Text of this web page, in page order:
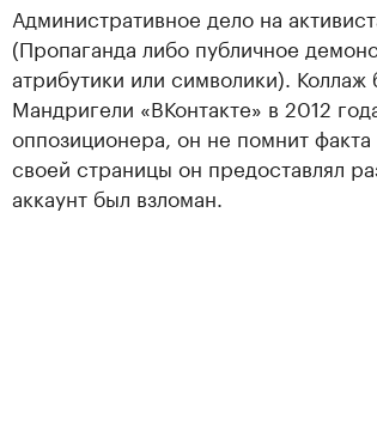
Административное дело на
(Пропаганда либо публичное
атрибутики или символики).
Мандригели «ВКонтакте» в 2012
оппозиционера, он не помнит
своей страницы он предоставлял
аккаунт был взломан.